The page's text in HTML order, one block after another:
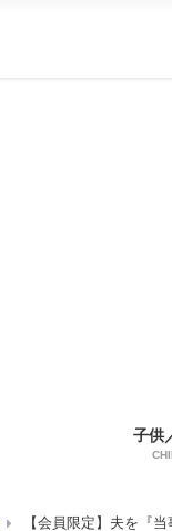
子供
【会員限定】夫を『